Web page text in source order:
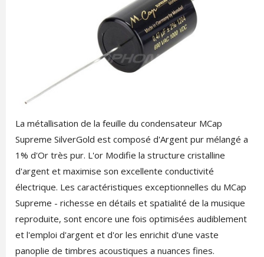
La métallisation de la feuille du condensateur MCap
Supreme SilverGold est composé d'Argent pur mélangé a
1% d'Or très pur. L'or Modifie la structure cristalline
d'argent et maximise son excellente conductivité
électrique. Les caractéristiques exceptionnelles du MCap
Supreme - richesse en détails et spatialité de la musique
reproduite, sont encore une fois optimisées audiblement
et l'emploi d'argent et d'or les enrichit d'une vaste
panoplie de timbres acoustiques a nuances fines.